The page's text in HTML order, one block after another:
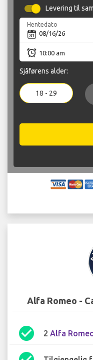
Levering til
Hentedato
Sjåførens alder:
18 - 29
Alfa Romeo -
check_circle 2 Alfa